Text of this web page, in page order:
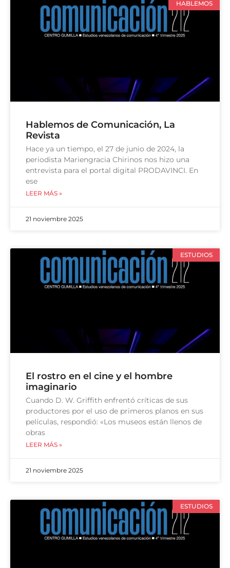
HABLEMOS
Hablemos de Comunicación, La
Revista
Hace ya un tiempo, el 27 de junio de 2024, la
periodista Mariengracia Chirinos nos hizo una
entrevista para el portal digital PRODAVINCI. En
ese
LEER MÁS »
21 noviembre 2025
ESTUDIOS
El rostro en el cine y el hombre
imaginario
Cuando D. W. Griffith enfrentó críticas de sus
productores por el uso de primeros planos en sus
películas, respondió: «Los museos están llenos de
obras
LEER MÁS »
21 noviembre 2025
ESTUDIOS